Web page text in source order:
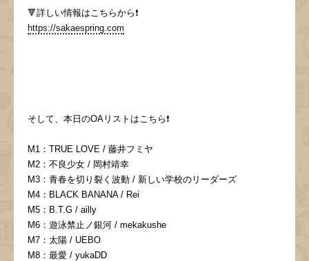
🔻詳しい情報はこちらから❗️
https://sakaespring.com
そして、本日のOAリストはこちら❗️
M1：TRUE LOVE / 藤井フミヤ
M2：不良少女 / 岡村靖幸
M3：青春を切り裂く波動 / 新しい学校のリーダーズ
M4：BLACK BANANA / Rei
M5：B.T.G / ailly
M6：遊泳禁止ノ銀河 / mekakushe
M7：太陽 / UEBO
M8：最愛 / yukaDD